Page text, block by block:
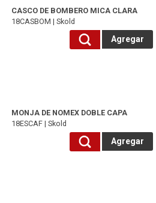
CASCO DE BOMBERO MICA CLARA
18CASBOM | Skold
Agregar
MONJA DE NOMEX DOBLE CAPA
18ESCAF | Skold
Agregar